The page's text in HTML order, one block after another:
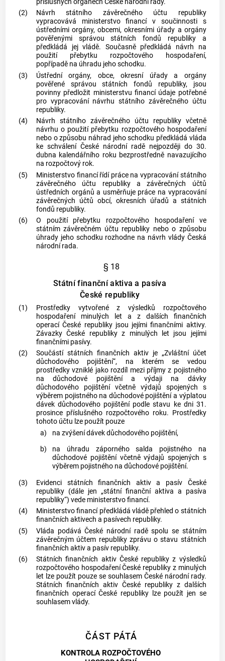
příslušných orgánech České národní rady.
(2)
Návrh státního závěrečného účtu republiky
vypracovává ministerstvo financí v součinnosti s
ústředními orgány,obcemi, okresními úřady a orgány
pověřenými správou státních fondů republiky a
předkládá jej vládě. Současně předkládá návrh na
použití přebytku rozpočtového hospodaření,
popřípadě na úhradu jeho schodku.
(3)
Ústřední orgány, obce, okresní úřady a orgány
pověřené správou státních fondů republiky, jsou
povinny předložit ministerstvu financí údaje potřebné
pro vypracování návrhu státního závěrečného účtu
republiky.
(4)
Návrh státního závěrečného účtu republiky včetně
návrhu o použití přebytku rozpočtového hospodaření
nebo o způsobu náhrad jeho schodku předkládá vláda
ke schválení České národní radě nejpozději do 30.
dubna kalendářního roku bezprostředně navazujícího
na rozpočtový rok.
(5)
Ministerstvo financí řídí práce na vypracování státního
závěrečného účtu republiky a závěrečných účtů
ústředních orgánů a usměrňuje práce na vypracování
závěrečných účtů obcí, okresních úřadů a státních
fondů republiky.
(6)
O použití přebytku rozpočtového hospodaření ve
státním závěrečném účtu republiky nebo o způsobu
úhrady jeho schodku rozhodne na návrh vlády Česká
národní rada.
§ 18
Státní finanční aktiva a pasíva
České republiky
(1)
Prostředky vytvořené z výsledků rozpočtového
hospodaření minulých let a z dalších finančních
operací České republiky jsou jejími finančními aktivy.
Závazky České republiky z minulých let jsou jejími
finančními pasívy.
(2)
Součástí státních finančních aktiv je „Zvláštní účet
důchodového pojištění“, na kterém se vedou
prostředky vzniklé jako rozdíl mezi příjmy z pojistného
na důchodové pojištění a výdaji na dávky
důchodového pojištění včetně výdajů spojených s
výběrem pojistného na důchodové pojištění a výplatou
dávek důchodového pojištění podle stavu ke dni 31.
prosince příslušného rozpočtového roku. Prostředky
tohoto účtu lze použít pouze
a)
na zvýšení dávek důchodového pojištění,
b)
na úhradu záporného salda pojistného na
důchodové pojištění včetně výdajů spojených s
výběrem pojistného na důchodové pojištění.
(3)
Evidenci státních finančních aktiv a pasív České
republiky (dále jen „státní finanční aktiva a pasíva
republiky“) vede ministerstvo financí.
(4)
Ministerstvo financí předkládá vládě přehled o státních
finančních aktivech a pasívech republiky.
(5)
Vláda podává České národní radě spolu se státním
závěrečným účtem republiky zprávu o stavu státních
finančních aktiv a pasív republiky.
(6)
Státních finančních aktiv České republiky z výsledků
rozpočtového hospodaření České republiky z minulých
let lze použít pouze se souhlasem České národní rady.
Státních finančních aktiv České republiky z dalších
finančních operací České republiky lze použít jen se
souhlasem vlády.
ČÁST PÁTÁ
KONTROLA ROZPOČTOVÉHO